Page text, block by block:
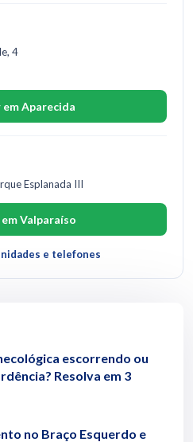
4
Aparecida
Esplanada III
Valparaíso
e telefones
escorrendo ou
Resolva em 3
no Braço Esquerdo e